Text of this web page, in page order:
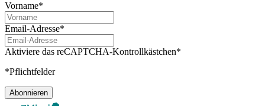
Vorname*
Email-Adresse*
Aktiviere das reCAPTCHA-Kontrollkästchen*
*Pflichtfelder
Abonnieren